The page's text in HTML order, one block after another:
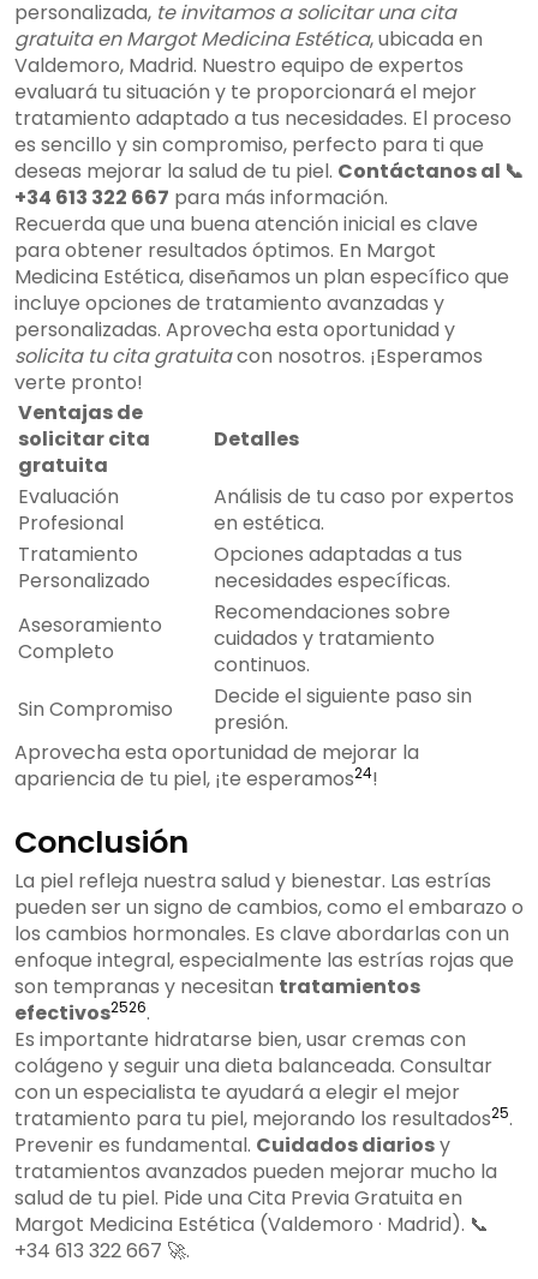
personalizada, te invitamos a solicitar una cita
gratuita en Margot Medicina Estética, ubicada en
Valdemoro, Madrid. Nuestro equipo de expertos
evaluará tu situación y te proporcionará el mejor
tratamiento adaptado a tus necesidades. El proceso
es sencillo y sin compromiso, perfecto para ti que
deseas mejorar la salud de tu piel. Contáctanos al 📞
+34 613 322 667 para más información.
Recuerda que una buena atención inicial es clave
para obtener resultados óptimos. En Margot
Medicina Estética, diseñamos un plan específico que
incluye opciones de tratamiento avanzadas y
personalizadas. Aprovecha esta oportunidad y
solicita tu cita gratuitacon nosotros. ¡Esperamos
verte pronto!
Ventajas de
solicitar cita
gratuita
Detalles
Evaluación
Profesional
Análisis de tu caso por expertos
en estética.
Tratamiento
Personalizado
Opciones adaptadas a tus
necesidades específicas.
Asesoramiento
Completo
Recomendaciones sobre
cuidados y tratamiento
continuos.
Sin Compromiso
Decide el siguiente paso sin
presión.
Aprovecha esta oportunidad de mejorar la
apariencia de tu piel, ¡te esperamos24!
Conclusión
La piel refleja nuestra salud y bienestar. Las estrías
pueden ser un signo de cambios, como el embarazo o
los cambios hormonales. Es clave abordarlas con un
enfoque integral, especialmente las estrías rojas que
son tempranas y necesitan tratamientos
efectivos2526.
Es importante hidratarse bien, usar cremas con
colágeno y seguir una dieta balanceada. Consultar
con un especialista te ayudará a elegir el mejor
tratamiento para tu piel, mejorando los resultados25.
Prevenir es fundamental. Cuidados diariosy
tratamientos avanzados pueden mejorar mucho la
salud de tu piel. Pide una Cita Previa Gratuita en
Margot Medicina Estética (Valdemoro · Madrid). 📞
+34 613 322 667 🚀.